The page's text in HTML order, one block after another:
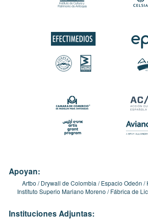
Apoyan:
Artbo Drywall de Colombia Espacio Odeón
Instituto Superio Mariano Moreno
Fábrica de
Instituciones Adjuntas: